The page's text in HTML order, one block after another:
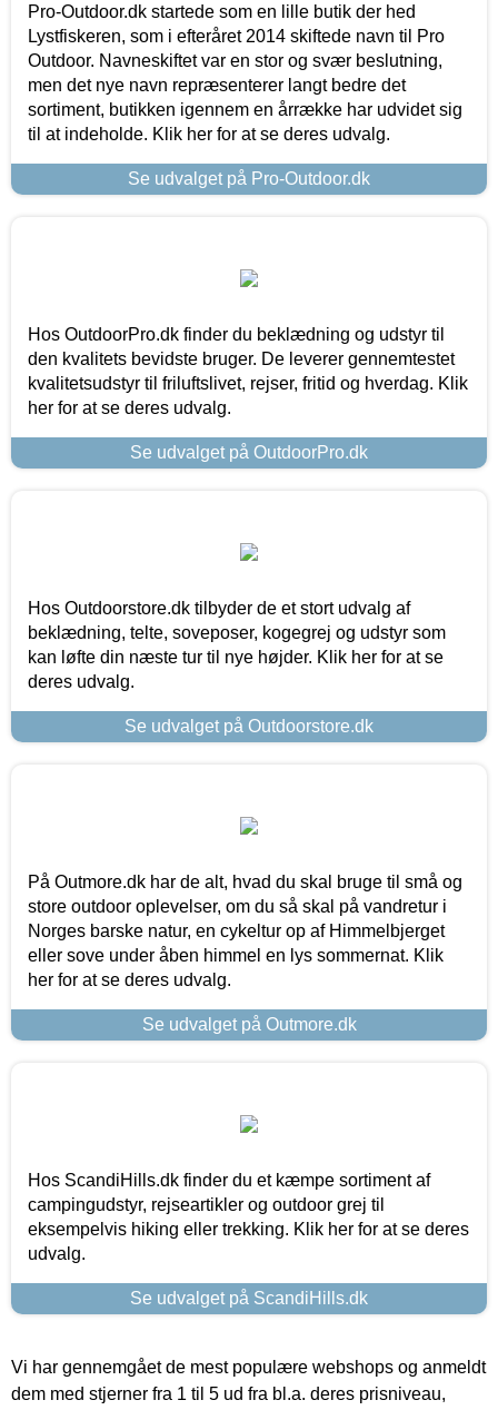
Pro-Outdoor.dk startede som en lille butik der hed
Lystfiskeren, som i efteråret 2014 skiftede navn til Pro
Outdoor. Navneskiftet var en stor og svær beslutning,
men det nye navn repræsenterer langt bedre det
sortiment, butikken igennem en årrække har udvidet sig
til at indeholde. Klik her for at se deres udvalg.
Se udvalget på Pro-Outdoor.dk
Hos OutdoorPro.dk finder du beklædning og udstyr til
den kvalitets bevidste bruger. De leverer gennemtestet
kvalitetsudstyr til friluftslivet, rejser, fritid og hverdag. Klik
her for at se deres udvalg.
Se udvalget på OutdoorPro.dk
Hos Outdoorstore.dk tilbyder de et stort udvalg af
beklædning, telte, soveposer, kogegrej og udstyr som
kan løfte din næste tur til nye højder. Klik her for at se
deres udvalg.
Se udvalget på Outdoorstore.dk
På Outmore.dk har de alt, hvad du skal bruge til små og
store outdoor oplevelser, om du så skal på vandretur i
Norges barske natur, en cykeltur op af Himmelbjerget
eller sove under åben himmel en lys sommernat. Klik
her for at se deres udvalg.
Se udvalget på Outmore.dk
Hos ScandiHills.dk finder du et kæmpe sortiment af
campingudstyr, rejseartikler og outdoor grej til
eksempelvis hiking eller trekking. Klik her for at se deres
udvalg.
Se udvalget på ScandiHills.dk
Vi har gennemgået de mest populære webshops og anmeldt
dem med stjerner fra 1 til 5 ud fra bl.a. deres prisniveau,